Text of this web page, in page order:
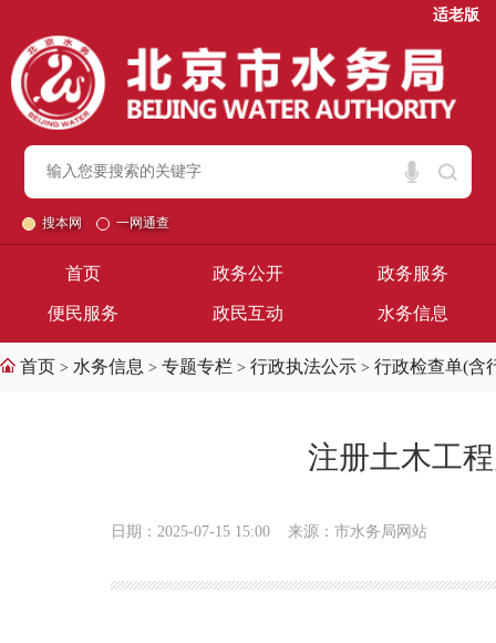
适老版
搜本网 一网通查
首页 政务公开 政务服务
便民服务 政民互动 水务信息
首页 > 水务信息 > 专题专栏 > 行政执法公示 > 行政检查单(含
注册土木工
日期：2025-07-15 15:00 来源：市水务局网站